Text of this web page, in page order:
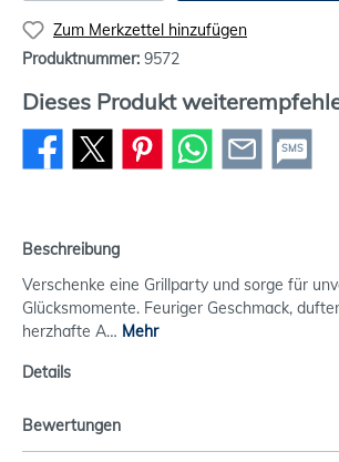
Zum Merkzettel hinzufügen
Produktnummer: 9572
Dieses Produkt
SMS
Beschreibung
Verschenke eine Grillparty und sorge für
Glücksmomente. Feuriger Geschmack,
herzhafte A… Mehr
Details
Bewertungen